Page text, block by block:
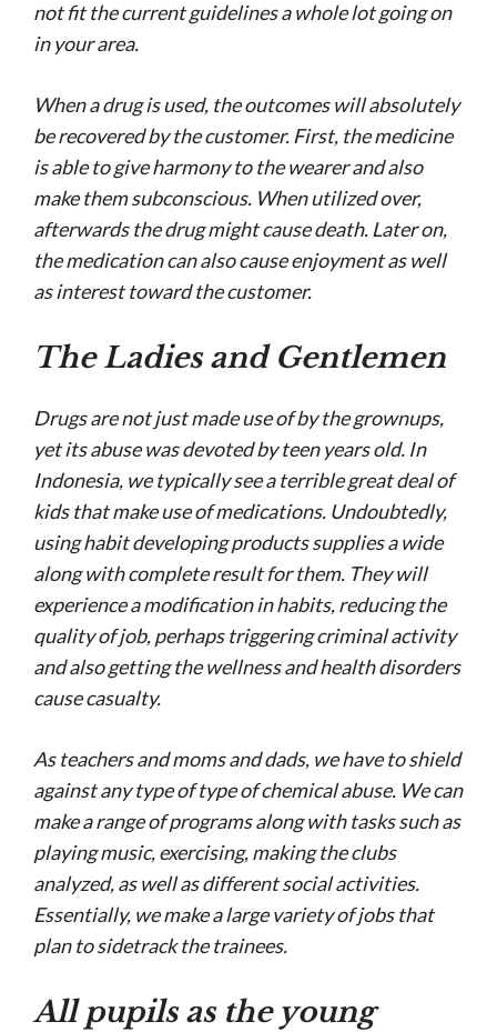
not fit the current guidelines a whole lot going on
in your area.
When a drug is used, the outcomes will absolutely
be recovered by the customer. First, the medicine
is able to give harmony to the wearer and also
make them subconscious. When utilized over,
afterwards the drug might cause death. Later on,
the medication can also cause enjoyment as well
as interest toward the customer.
The Ladies and Gentlemen
Drugs are not just made use of by the grownups,
yet its abuse was devoted by teen years old. In
Indonesia, we typically see a terrible great deal of
kids that make use of medications. Undoubtedly,
using habit developing products supplies a wide
along with complete result for them. They will
experience a modification in habits, reducing the
quality of job, perhaps triggering criminal activity
and also getting the wellness and health disorders
cause casualty.
As teachers and moms and dads, we have to shield
against any type of type of chemical abuse. We can
make a range of programs along with tasks such as
playing music, exercising, making the clubs
analyzed, as well as different social activities.
Essentially, we make a large variety of jobs that
plan to sidetrack the trainees.
All pupils as the young